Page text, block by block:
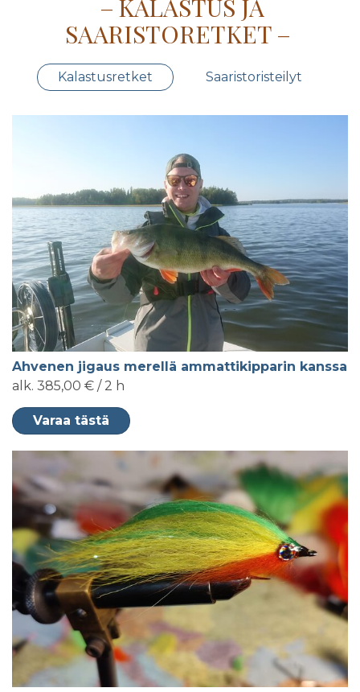
KALASTUS JA
SAARISTORETKET
Kalastusretket Saaristoristeilyt
Ahvenen jigaus merellä ammattikipparin kanssa
alk. 385,00 € / 2 h
Varaa tästä